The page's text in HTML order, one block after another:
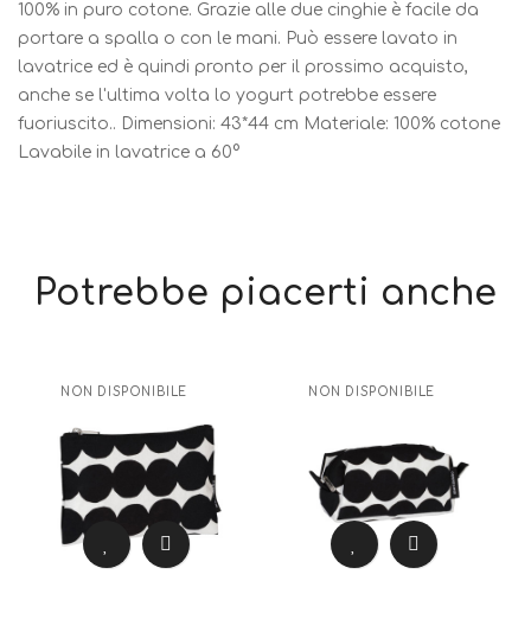
100% in puro cotone. Grazie alle due cinghie è facile da
portare a spalla o con le mani. Può essere lavato in
lavatrice ed è quindi pronto per il prossimo acquisto,
anche se l'ultima volta lo yogurt potrebbe essere
fuoriuscito.. Dimensioni: 43*44 cm Materiale: 100% cotone
Lavabile in lavatrice a 60°
Potrebbe piacerti anche
NON DISPONIBILE NON DISPONIBILE